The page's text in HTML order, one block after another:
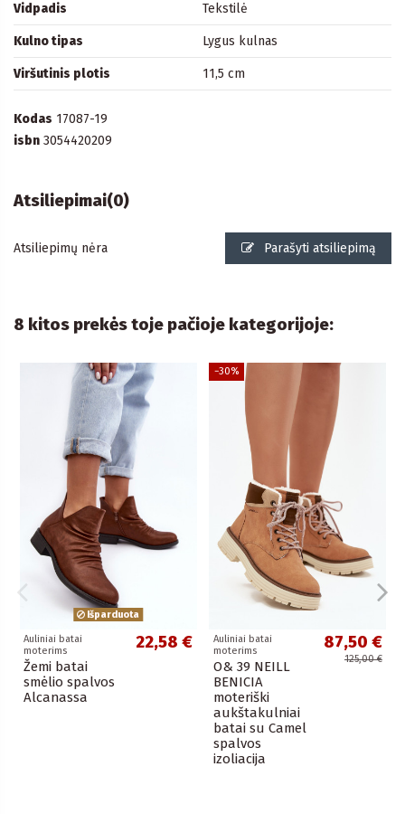
Vidpadis Tekstilė
Kulno tipas Lygus kulnas
Viršutinis plotis 11,5 cm
Kodas 17087-19
isbn 3054420209
Atsiliepimai(0)
Atsiliepimų nėra Parašyti atsiliepimą
8 kitos prekės toje pačioje kategorijoje:
Išparduota
Auliniai batai
moterims
Žemi batai
smėlio spalvos
Alcanassa
22,58 €
−30%
Auliniai batai
moterims
O& 39 NEILL
BENICIA
moteriški
aukštakulniai
batai su Camel
spalvos
izoliacija
87,50 €
125,00 €